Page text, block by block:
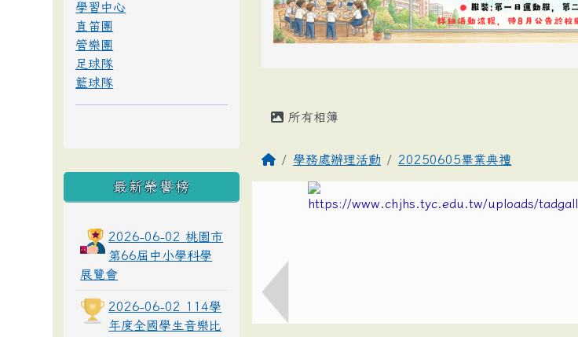
所有相簿
學務處辦理活動 20250605畢業典禮
學習中心
直笛團
管樂團
足球隊
籃球隊
最新榮譽榜
2026-06-02 桃園市
第66屆中小學科學
展覽會
2026-06-02 114學
年度全國學生音樂比